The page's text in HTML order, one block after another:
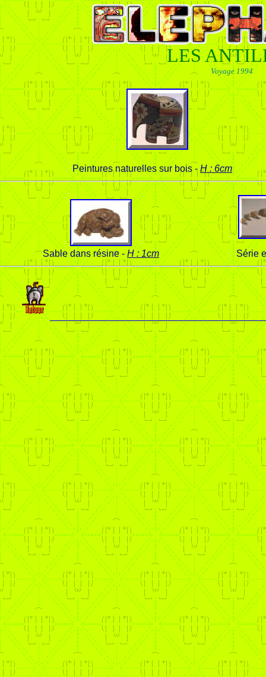
LES
Voyage 1994
Peintures naturelles sur bois - H : 6cm
Sable dans résine - H : 1cm Série